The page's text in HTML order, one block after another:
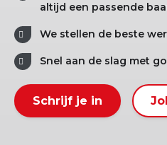
altijd een passende
We stellen de beste
Snel aan de slag met
Schrijf je in